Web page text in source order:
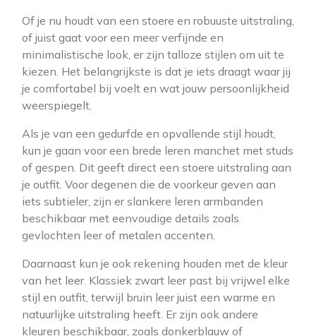
Of je nu houdt van een stoere en robuuste uitstraling,
of juist gaat voor een meer verfijnde en
minimalistische look, er zijn talloze stijlen om uit te
kiezen. Het belangrijkste is dat je iets draagt waar jij
je comfortabel bij voelt en wat jouw persoonlijkheid
weerspiegelt.
Als je van een gedurfde en opvallende stijl houdt,
kun je gaan voor een brede leren manchet met studs
of gespen. Dit geeft direct een stoere uitstraling aan
je outfit. Voor degenen die de voorkeur geven aan
iets subtieler, zijn er slankere leren armbanden
beschikbaar met eenvoudige details zoals
gevlochten leer of metalen accenten.
Daarnaast kun je ook rekening houden met de kleur
van het leer. Klassiek zwart leer past bij vrijwel elke
stijl en outfit, terwijl bruin leer juist een warme en
natuurlijke uitstraling heeft. Er zijn ook andere
kleuren beschikbaar, zoals donkerblauw of